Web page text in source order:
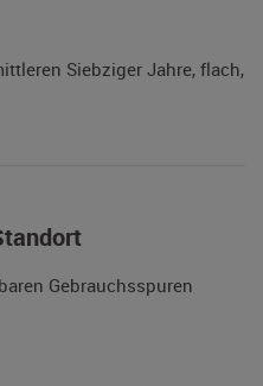
Siebziger Jahre, flach,
Gebrauchsspuren